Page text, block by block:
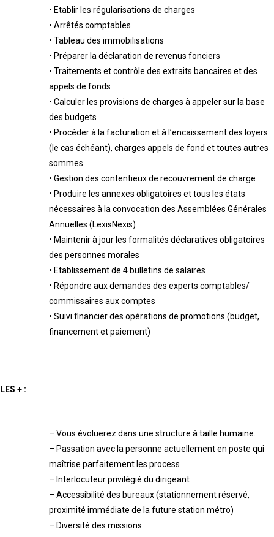
• Etablir les régularisations de charges
• Arrêtés comptables
• Tableau des immobilisations
• Préparer la déclaration de revenus fonciers
• Traitements et contrôle des extraits bancaires et des
appels de fonds
• Calculer les provisions de charges à appeler sur la base
des budgets
• Procéder à la facturation et à l’encaissement des loyers
(le cas échéant), charges appels de fond et toutes autres
sommes
• Gestion des contentieux de recouvrement de charge
• Produire les annexes obligatoires et tous les états
nécessaires à la convocation des Assemblées Générales
Annuelles (LexisNexis)
• Maintenir à jour les formalités déclaratives obligatoires
des personnes morales
• Etablissement de 4 bulletins de salaires
• Répondre aux demandes des experts comptables/
commissaires aux comptes
• Suivi financier des opérations de promotions (budget,
financement et paiement)
LES + :
– Vous évoluerez dans une structure à taille humaine
– Passation avec la personne actuellement en poste qui
maîtrise parfaitement les process
– Interlocuteur privilégié du dirigeant
– Accessibilité des bureaux (stationnement réservé,
proximité immédiate de la future station métro)
– Diversité des missions